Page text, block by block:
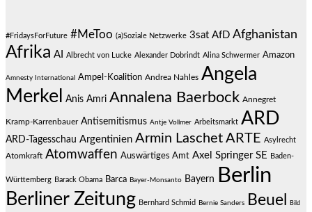
#FridaysForFuture #MeToo (a)Soziale Netzwerke 3sat AfD Afghanistan
Afrika AI Albrecht von Lucke Alexander Dobrindt Alina Schwermer Amazon
Amnesty International Ampel-Koalition Andrea Nahles Angela
Merkel
Anis Amri Annalena Baerbock Annegret
Kramp-Karrenbauer Antisemitismus Antje Vollmer Arbeitsmarkt ARD
ARD-Tagesschau Argentinien Armin Laschet ARTE Asylrecht
Atomkraft Atomwaffen Auswärtiges Amt Axel Springer SE Baden-
Württemberg Barack Obama Barca Bayer-Monsanto Bayern Berlin
Berliner Zeitung Bernhard Schmid Bernie Sanders Beuel Bild